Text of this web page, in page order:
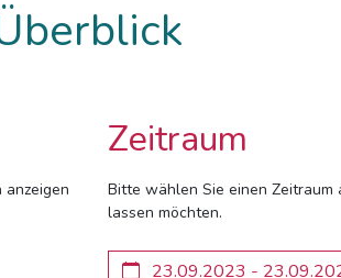
Zeitraum
Bitte wählen Sie einen Zeitraum
lassen möchten.